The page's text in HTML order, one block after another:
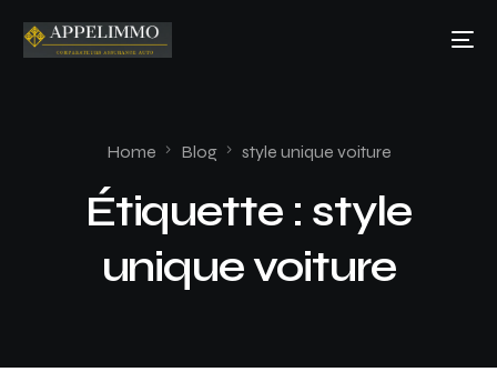
Home Blog style unique voiture
Étiquette : style
unique voiture